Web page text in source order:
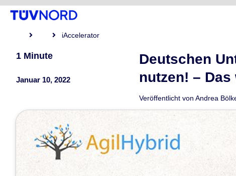
iAccelerator
1 Minute
Januar 10, 2022
Deutschen
nutzen! –
Veröffentlicht vonAndrea